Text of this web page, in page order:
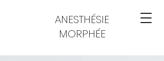
ANESTHÉSIE
MORPHÉE